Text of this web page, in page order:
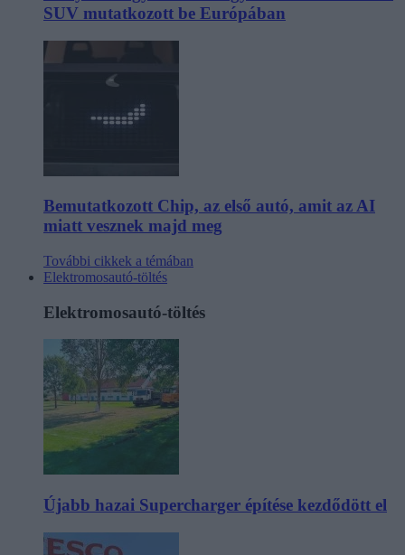
SUV mutatkozott be Európában
Bemutatkozott Chip, az első autó, amit az AI
miatt vesznek majd meg
További cikkek a témában
Elektromosautó-töltés
Elektromosautó-töltés
Újabb hazai Supercharger építése kezdődött el